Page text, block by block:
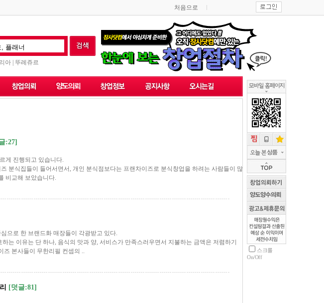
처음으로
아 | 뚜레쥬르
:27]
게 진행되고 있습니다.
분식집들이 들어서면서, 개인 분식점보다는 프랜차이즈로 분식창업을 하려는 사람들이 많
비교해 보았습니다.
으로 한 브랜드화 매장들이 각광받고 있다.
는 이유는 단 하나, 음식의 맛과 양, 서비스가 만족스러우면서 지불하는 금액은 저렴하기
즈 본사들이 무한리필 컨셉의 ..
[덧글:81]
스크롤
On/Off